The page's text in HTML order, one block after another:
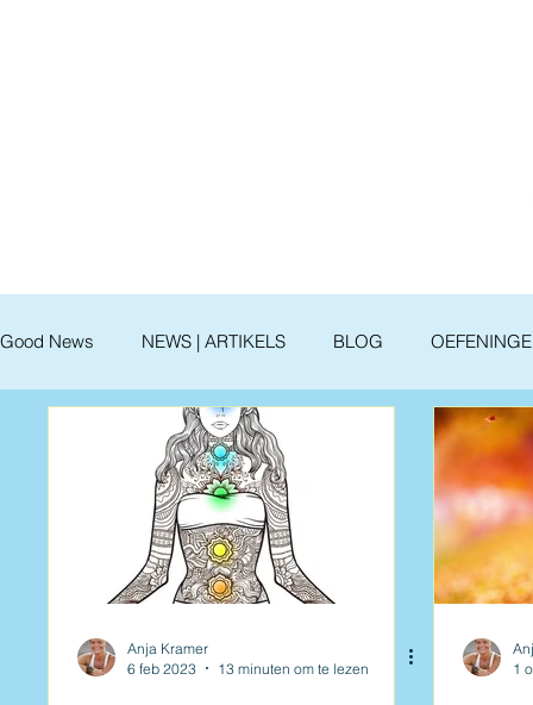
Good News NEWS | ARTIKELS BLOG
Anja Kramer
6 feb 2023
13 minuten om te lezen
1